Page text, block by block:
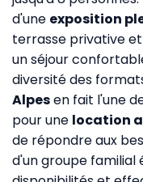
d'une exposition
terrasse privative
un séjour
diversité des
Alpesen fait l'une
pour une location
de répondre aux
d'un groupe familial